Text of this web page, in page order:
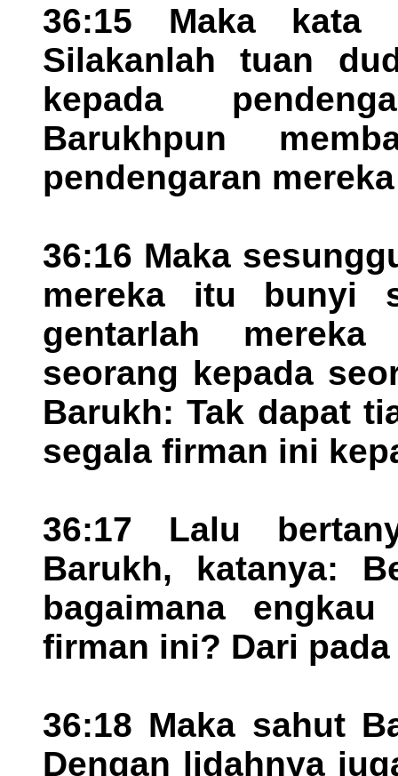
36:15 Maka kata
Silakanlah tuan
kepada
Barukhpun
pendengaran
36:16 Maka
mereka itu bunyi
gentarlah
seorang kepada
Barukh: Tak dapat
segala firman ini
36:17 Lalu
Barukh, katanya:
bagaimana
firman ini? Dari
36:18 Maka sahut
Dengan lidahnya